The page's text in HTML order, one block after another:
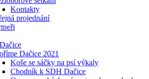
Kontakty
projednání
Dačice 2021
Koše se sáčky na psí výkaly
Chodník k SDH Dačice